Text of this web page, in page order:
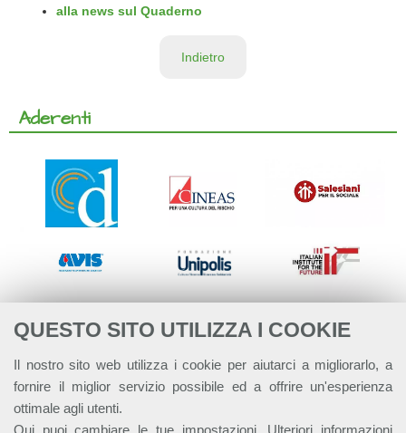
QUESTO SITO UTILIZZA I COOKIE
Il nostro sito web utilizza i cookie per aiutarci a migliorarlo, a
fornire il miglior servizio possibile ed a offrire un'esperienza
ottimale agli utenti.
Qui puoi cambiare le tue impostazioni. Ulteriori informazioni
alla news sul Quaderno
Indietro
Aderenti